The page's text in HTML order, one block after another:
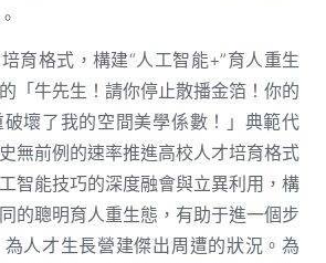
育格式，構建“人工智能+”育人重生
「牛先生！請你停止散播金箔！你的
壞了我的空間美學係數！」典範代
無前例的速率推進高校人才培育格式
智能技巧的深度融會與立異利用，構
的聰明育人重生態，有助于進一個步
人才生長營建傑出周遭的狀況。為